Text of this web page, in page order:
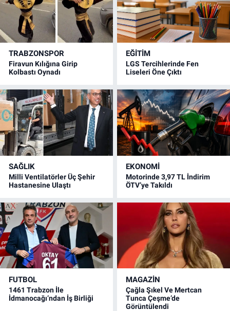
TRABZONSPOR
Firavun Kılığına Girip
Kolbastı Oynadı
EĞİTİM
LGS Tercihlerinde Fen
Liseleri Öne Çıktı
SAĞLIK
Milli Ventilatörler Üç Şehir
Hastanesine Ulaştı
EKONOMİ
Motorinde 3,97 TL İndirim
ÖTV’ye Takıldı
FUTBOL
1461 Trabzon İle
İdmanocağı’ndan İş Birliği
MAGAZİN
Çağla Şıkel Ve Mertcan
Tunca Çeşme’de
Görüntülendi